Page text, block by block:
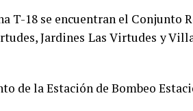
T-18 se encuentran el Conjunto
Jardines Las Virtudes y
de la Estación de Bombeo